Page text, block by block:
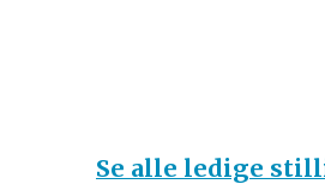
Se alle ledige